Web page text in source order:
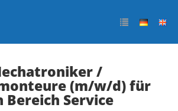
/
(m/w/d) für
Bereich Service